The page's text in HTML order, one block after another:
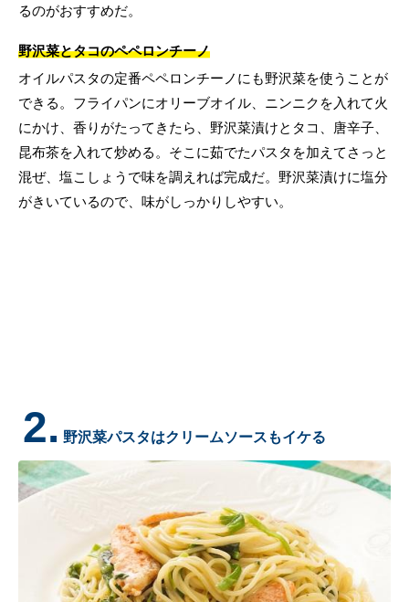
るのがおすすめだ。
野沢菜とタコのペペロンチーノ
オイルパスタの定番ペペロンチーノにも野沢菜を使うことが
できる。フライパンにオリーブオイル、ニンニクを入れて火
にかけ、香りがたってきたら、野沢菜漬けとタコ、唐辛子、
昆布茶を入れて炒める。そこに茹でたパスタを加えてさっと
混ぜ、塩こしょうで味を調えれば完成だ。野沢菜漬けに塩分
がきいているので、味がしっかりしやすい。
2. 野沢菜パスタはクリームソースもイケる